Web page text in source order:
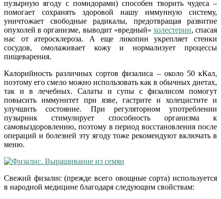
пузырную ягоду с помидорами) способен творить чудеса –
помогает сохранять здоровой нашу иммунную систему,
уничтожает свободные радикалы, предотвращая развитие
опухолей в организме, выводит «вредный» холестерин, спасая
нас от атеросклероза. А еще ликопин укрепляет стенки
сосудов, омолаживает кожу и нормализует процессы
пищеварения.
Калорийность различных сортов физалиса – около 50 кКал,
поэтому его смело можно использовать как в обычных диетах,
так и в лечебных. Салаты и супы с физалисом помогут
повысить иммунитет при язве, гастрите и холецистите и
улучшить состояние. При регуляторном употреблении
пузырник стимулирует способность организма к
самовыздоровлению, поэтому в период восстановления после
операций и болезней эту ягоду тоже рекомендуют включать в
меню.
Свежий физалис (прежде всего овощные сорта) используется
в народной медицине благодаря следующим свойствам: